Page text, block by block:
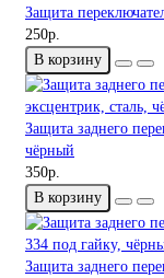
Защита
250р.
В корзину
Защита заднего
чёрный
350р.
В корзину
Защита заднего